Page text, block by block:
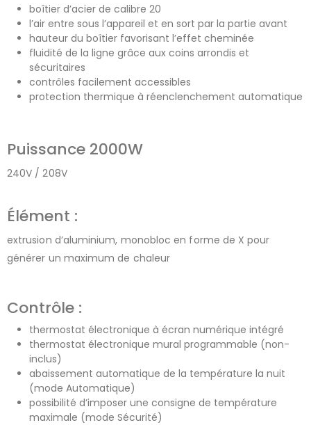
boîtier d’acier de calibre 20
l’air entre sous l’appareil et en sort par la partie avant
hauteur du boîtier favorisant l’effet cheminée
fluidité de la ligne grâce aux coins arrondis et
sécuritaires
contrôles facilement accessibles
protection thermique à réenclenchement automatique
Puissance 2000W
240V / 208V
Élément :
extrusion d’aluminium, monobloc en forme de X pour
générer un maximum de chaleur
Contrôle :
thermostat électronique à écran numérique intégré
thermostat électronique mural programmable (non-
inclus)
abaissement automatique de la température la nuit
(mode Automatique)
possibilité d’imposer une consigne de température
maximale (mode Sécurité)